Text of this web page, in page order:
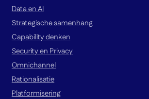
Data en AI
Strategische samenhang
Capability denken
Security en Privacy
Omnichannel
Rationalisatie
Platformisering